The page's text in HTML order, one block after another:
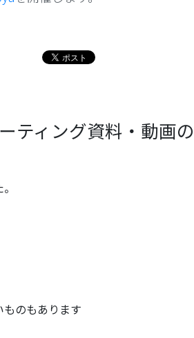
ティング資料・動画
のもあります